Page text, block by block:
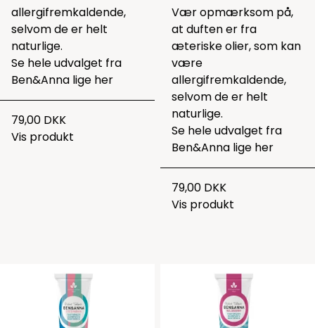
allergifremkaldende,
selvom de er helt
naturlige.
Se hele udvalget fra
Ben&Anna lige her
79,00 DKK
Vis produkt
Vær opmærksom på,
at duften er fra
æteriske olier, som kan
være
allergifremkaldende,
selvom de er helt
naturlige.
Se hele udvalget fra
Ben&Anna lige her
79,00 DKK
Vis produkt